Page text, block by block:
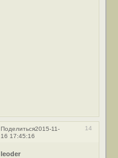
Поделиться 14
2015-11-
16 17:45:16
leoder